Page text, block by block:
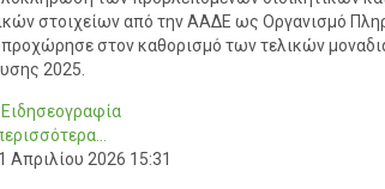
στοιχείων από την ΑΑΔΕ ως Οργανισμό
στον καθορισμό των τελικών
2025.
Ειδησεογραφία
Απριλίου 2026 15:31